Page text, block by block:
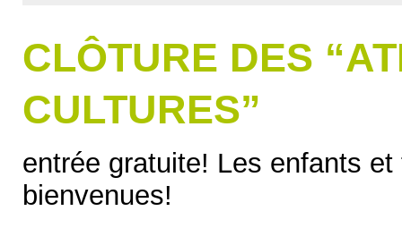
CLÔTURE DES
CULTURES”
entrée gratuite! Les enfants
bienvenues!